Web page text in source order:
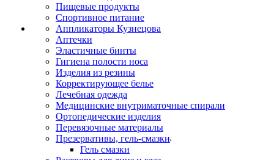
Пищевые продукты
Спортивное питание
Аппликаторы Кузнецова
Аптечки
Эластичные бинты
Гигиена полости носа
Изделия из резины
Корректирующее белье
Лечебная одежда
Медицинские внутриматочные спирали
Ортопедические изделия
Перевязочные материалы
Презервативы, гель-смазки
Гель смазки